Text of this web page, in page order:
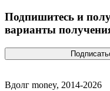
Подпишитесь и
варианты
Вдолг money, 2014-2026